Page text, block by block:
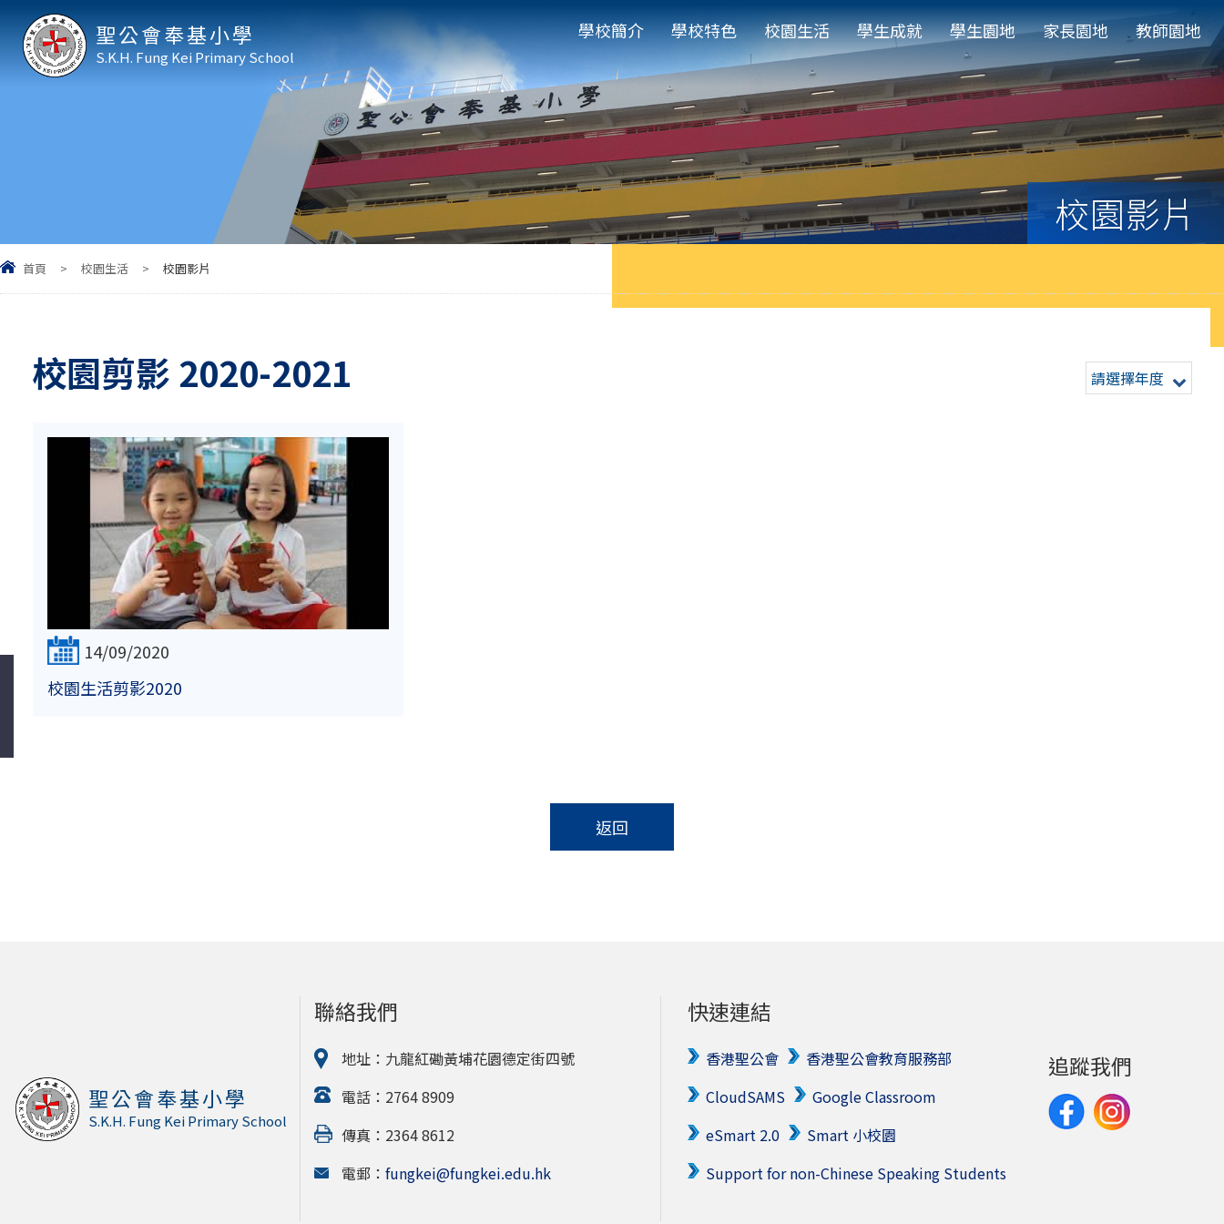
聖公會奉基小學
S.K.H. Fung Kei Primary School
學校簡介 學校特色 校園生活 學生成就 學生園地 家長園地 教師園地
校園影片
首頁 > 校園生活 > 校園影片
校園剪影 2020-2021 請選擇年度
14/09/2020
校園生活剪影2020
返回
聖公會奉基小學
S.K.H. Fung Kei Primary School
聯絡我們
地址：九龍紅磡黃埔花園德定街四號
電話：2764 8909
傳真：2364 8612
電郵： fungkei@fungkei.edu.hk
快速連結
香港聖公會
香港聖公會教育服務部
CloudSAMS
Google Classroom
eSmart 2.0
Smart 小校園
Support for non-Chinese Speaking Students
追蹤我們